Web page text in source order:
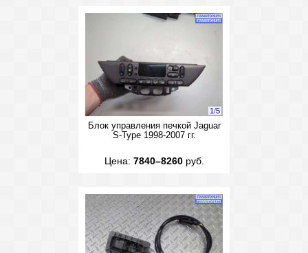
1/5
Блок управления печкой Jaguar
S-Type 1998-2007 гг.
Цена: 7840–8260руб.